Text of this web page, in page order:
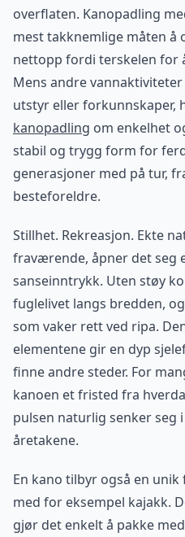
overflaten. Kanopadling
mest takknemlige måten å
nettopp fordi terskelen for
Mens andre
utstyr eller forkunnskaper,
kanopadling om enkelhet
stabil og trygg form for
generasjoner med på tur,
besteforeldre.
Stillhet. Rekreasjon. Ekte
fraværende, åpner det seg
sanseinntrykk. Uten støy
fuglelivet langs bredden,
som vaker rett ved ripa.
elementene gir en dyp
finne andre steder. For
kanoen et fristed fra
pulsen naturlig senker seg
åretakene.
En kano tilbyr også en
med for eksempel kajakk.
gjør det enkelt å pakke